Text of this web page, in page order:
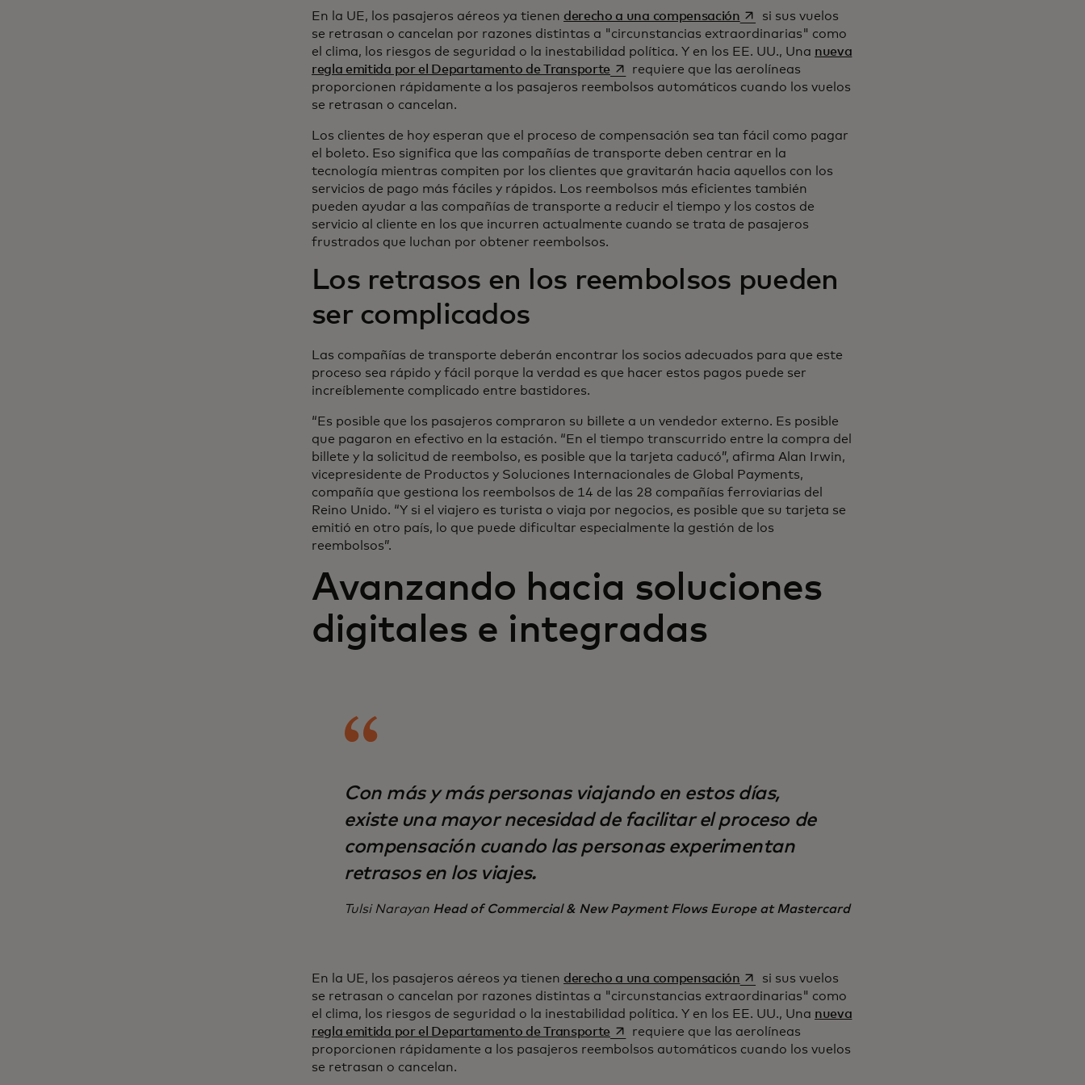
En la UE, los pasajeros aéreos ya tienen derecho a una compensaciónse abre en una pestaña nueva
si sus vuelos
se retrasan o cancelan por razones distintas a "circunstancias extraordinarias" como
el clima, los riesgos de seguridad o la inestabilidad política. Y en los EE. UU., Una nueva
regla emitida por el Departamento de Transportese abre en una pestaña nueva
requiere que las aerolíneas
proporcionen rápidamente a los pasajeros reembolsos automáticos cuando los vuelos
se retrasan o cancelan.
Los clientes de hoy esperan que el proceso de compensación sea tan fácil como pagar
el boleto. Eso significa que las compañías de transporte deben centrar en la
tecnología mientras compiten por los clientes que gravitarán hacia aquellos con los
servicios de pago más fáciles y rápidos. Los reembolsos más eficientes también
pueden ayudar a las compañías de transporte a reducir el tiempo y los costos de
servicio al cliente en los que incurren actualmente cuando se trata de pasajeros
frustrados que luchan por obtener reembolsos.
Los retrasos en los reembolsos pueden
ser complicados
Las compañías de transporte deberán encontrar los socios adecuados para que este
proceso sea rápido y fácil porque la verdad es que hacer estos pagos puede ser
increíblemente complicado entre bastidores.
“Es posible que los pasajeros compraron su billete a un vendedor externo. Es posible
que pagaron en efectivo en la estación. “En el tiempo transcurrido entre la compra del
billete y la solicitud de reembolso, es posible que la tarjeta caducó”, afirma Alan Irwin,
vicepresidente de Productos y Soluciones Internacionales de Global Payments,
compañía que gestiona los reembolsos de 14 de las 28 compañías ferroviarias del
Reino Unido. “Y si el viajero es turista o viaja por negocios, es posible que su tarjeta se
emitió en otro país, lo que puede dificultar especialmente la gestión de los
reembolsos”.
Avanzando hacia soluciones
digitales e integradas
Con más y más personas viajando en estos días,
existe una mayor necesidad de facilitar el proceso de
compensación cuando las personas experimentan
retrasos en los viajes.
Tulsi Narayan Head of Commercial & New Payment Flows Europe at Mastercard
En la UE, los pasajeros aéreos ya tienen derecho a una compensaciónse abre en una pestaña nueva
si sus vuelos
se retrasan o cancelan por razones distintas a "circunstancias extraordinarias" como
el clima, los riesgos de seguridad o la inestabilidad política. Y en los EE. UU., Una nueva
regla emitida por el Departamento de Transportese abre en una pestaña nueva
requiere que las aerolíneas
proporcionen rápidamente a los pasajeros reembolsos automáticos cuando los vuelos
se retrasan o cancelan.